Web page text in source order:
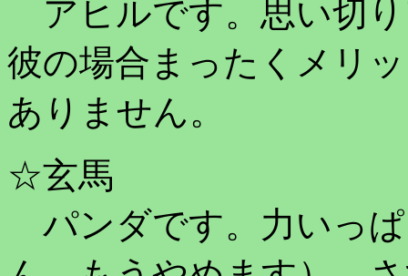
アヒルです。思い切
彼の場合まったくメリ
ありません。
☆玄馬
パンダです。力いっ